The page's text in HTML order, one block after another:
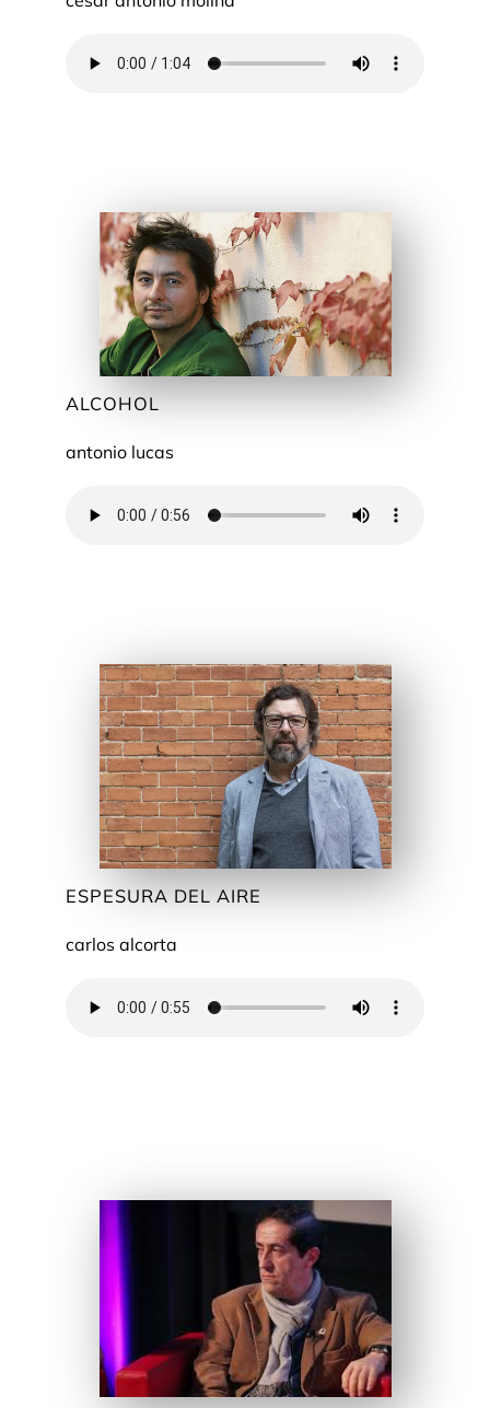
ALCOHOL
antonio lucas
ESPESURA DEL AIRE
carlos alcorta